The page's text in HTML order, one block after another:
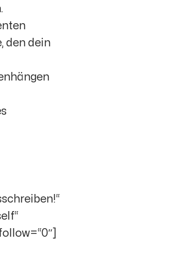
den dein